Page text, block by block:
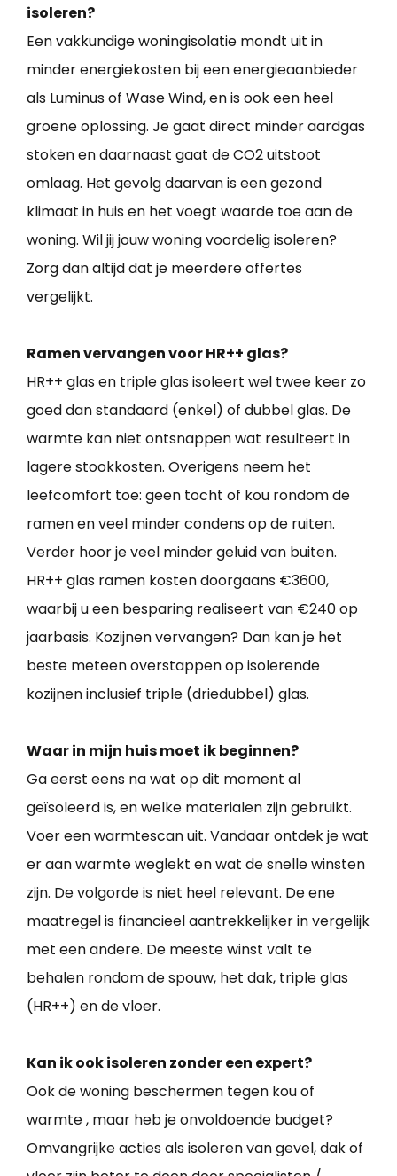
isoleren?
Een vakkundige woningisolatie mondt uit in
minder energiekosten bij een energieaanbieder
als Luminus of Wase Wind, en is ook een heel
groene oplossing. Je gaat direct minder aardgas
stoken en daarnaast gaat de CO2 uitstoot
omlaag. Het gevolg daarvan is een gezond
klimaat in huis en het voegt waarde toe aan de
woning. Wil jij jouw woning voordelig isoleren?
Zorg dan altijd dat je meerdere offertes
vergelijkt.
Ramen vervangen voor HR++ glas?
HR++ glas en triple glas isoleert wel twee keer zo
goed dan standaard (enkel) of dubbel glas. De
warmte kan niet ontsnappen wat resulteert in
lagere stookkosten. Overigens neem het
leefcomfort toe: geen tocht of kou rondom de
ramen en veel minder condens op de ruiten.
Verder hoor je veel minder geluid van buiten.
HR++ glas ramen kosten doorgaans €3600,
waarbij u een besparing realiseert van €240 op
jaarbasis. Kozijnen vervangen? Dan kan je het
beste meteen overstappen op isolerende
kozijnen inclusief triple (driedubbel) glas.
Waar in mijn huis moet ik beginnen?
Ga eerst eens na wat op dit moment al
geïsoleerd is, en welke materialen zijn gebruikt.
Voer een warmtescan uit. Vandaar ontdek je wat
er aan warmte weglekt en wat de snelle winsten
zijn. De volgorde is niet heel relevant. De ene
maatregel is financieel aantrekkelijker in vergelijk
met een andere. De meeste winst valt te
behalen rondom de spouw, het dak, triple glas
(HR++) en de vloer.
Kan ik ook isoleren zonder een expert?
Ook de woning beschermen tegen kou of
warmte , maar heb je onvoldoende budget?
Omvangrijke acties als isoleren van gevel, dak of